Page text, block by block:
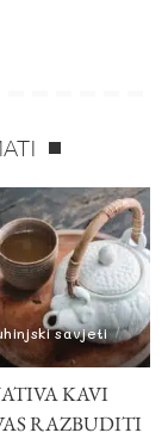
savjeti
KAVI
RAZBUDITI